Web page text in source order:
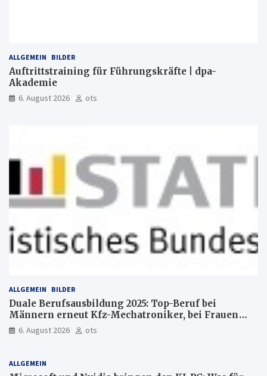
ALLGEMEIN BILDER
Auftrittstraining für Führungskräfte | dpa-
Akademie
6. August 2026 ots
ALLGEMEIN BILDER
Duale Berufsausbildung 2025: Top-Beruf bei
Männern erneut Kfz-Mechatroniker, bei Frauen
medizinische Fachangestellte
6. August 2026 ots
ALLGEMEIN